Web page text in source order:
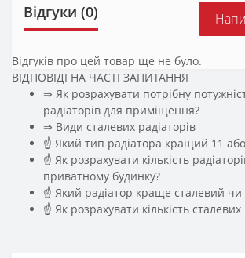
Відгуки (0)
Відгуків про цей товар ще не було.
ВІДПОВІДІ НА ЧАСТІ ЗАПИТАННЯ
⇒ Як розрахувати потрібну
радіаторів для приміщення?
️⇒ Види сталевих радіаторів
☝ Який тип радіатора кращий 11
☝ Як розрахувати кількість
приватному будинку?
☝ Який радіатор краще сталевий чи
☝ Як розрахувати кількість сталевих